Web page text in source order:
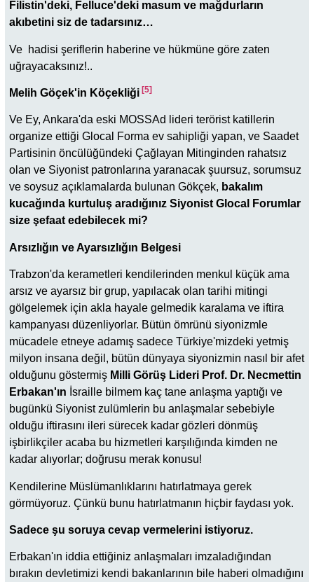
Filistin'deki, Felluce'deki masum ve mağdurların
akıbetini siz de tadarsınız…
Ve hadisi şeriflerin haberine ve hükmüne göre zaten
uğrayacaksınız!..
Melih Göçek'in Köçekliği [5]
Ve Ey, Ankara'da eski MOSSAd lideri terörist katillerin
organize ettiği Glocal Forma ev sahipliği yapan, ve Saadet
Partisinin öncülüğündeki Çağlayan Mitinginden rahatsız
olan ve Siyonist patronlarına yaranacak şuursuz, sorumsuz
ve soysuz açıklamalarda bulunan Gökçek, bakalım
kucağında kurtuluş aradığınız Siyonist Glocal Forumlar
size şefaat edebilecek mi?
Arsızlığın ve Ayarsızlığın Belgesi
Trabzon'da kerametleri kendilerinden menkul küçük ama
arsız ve ayarsız bir grup, yapılacak olan tarihi mitingi
gölgelemek için akla hayale gelmedik karalama ve iftira
kampanyası düzenliyorlar. Bütün ömrünü siyonizmle
mücadele etneye adamış sadece Türkiye'mizdeki yetmiş
milyon insana değil, bütün dünyaya siyonizmin nasıl bir afet
olduğunu göstermiş Milli Görüş Lideri Prof. Dr. Necmettin
Erbakan'ın İsraille bilmem kaç tane anlaşma yaptığı ve
bugünkü Siyonist zulümlerin bu anlaşmalar sebebiyle
olduğu iftirasını ileri sürecek kadar gözleri dönmüş
işbirlikçiler acaba bu hizmetleri karşılığında kimden ne
kadar alıyorlar; doğrusu merak konusu!
Kendilerine Müslümanlıklarını hatırlatmaya gerek
görmüyoruz. Çünkü bunu hatırlatmanın hiçbir faydası yok.
Sadece şu soruya cevap vermelerini istiyoruz.
Erbakan'ın iddia ettiğiniz anlaşmaları imzaladığından
bırakın devletimizi kendi bakanlarının bile haberi olmadığını